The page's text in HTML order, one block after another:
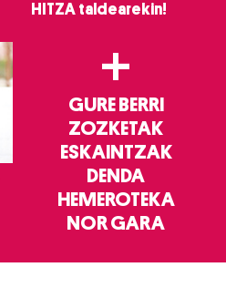
HITZA taldearekin!
+
GURE BERRI
ZOZKETAK
ESKAINTZAK
DENDA
HEMEROTEKA
NOR GARA